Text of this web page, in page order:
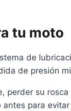
tu moto
de
de presión
su
para